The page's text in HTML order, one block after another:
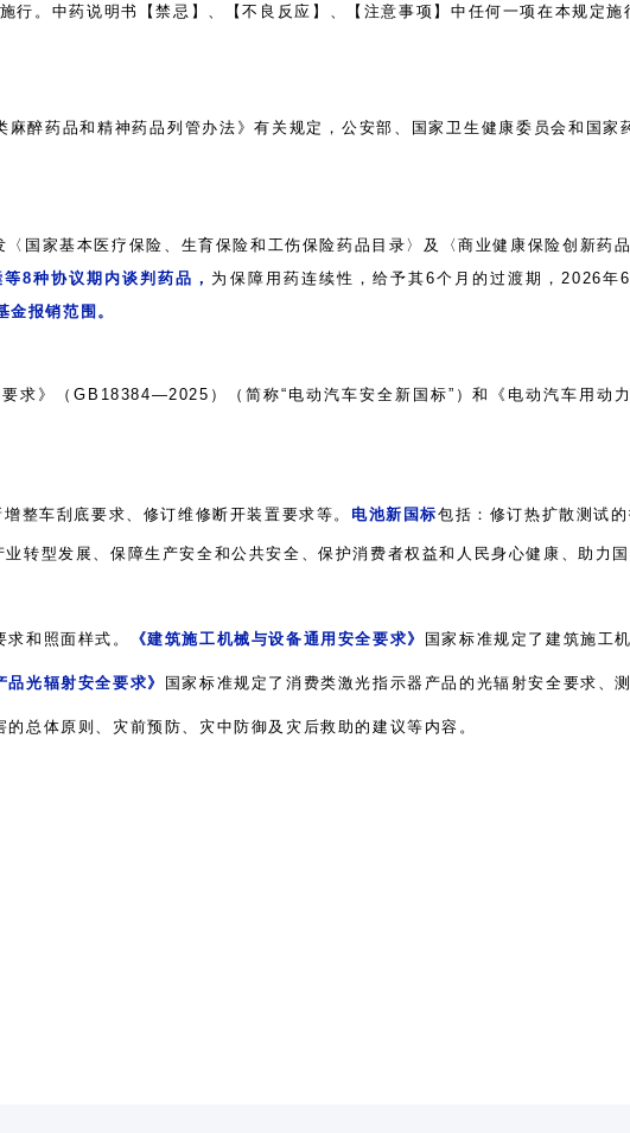
行。中药说明书【禁忌】、【不良反应】、【注意事项】中任何一项在本规定
醉药品和精神药品列管办法》有关规定，公安部、国家卫生健康委员会和国家
国家基本医疗保险、生育保险和工伤保险药品目录〉及〈商业健康保险创新药
8种协议期内谈判药品， 为保障用药连续性，给予其6个月的过渡期，2026年
报销范围。
求》（GB18384—2025）（简称“电动汽车安全新国标”）和《电动汽车用动
整车刮底要求、修订维修断开装置要求等。 电池新国标包括：修订热扩散测试
转型发展、保障生产安全和公共安全、保护消费者权益和人民身心健康、助力
和照面样式。 《建筑施工机械与设备通用安全要求》 国家标准规定了建筑施工
品光辐射安全要求》 国家标准规定了消费类激光指示器产品的光辐射安全要求、
总体原则、灾前预防、灾中防御及灾后救助的建议等内容。